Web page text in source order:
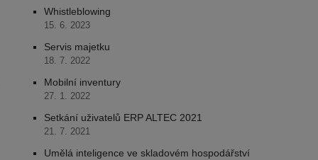
Whistleblowing
15. 6. 2023
Servis majetku
18. 7. 2022
Mobilní inventury
27. 1. 2022
Setkání uživatelů ERP ALTEC 2021
21. 7. 2021
Umělá inteligence ve skladovém hospodářství